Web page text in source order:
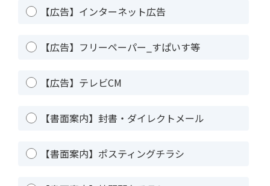
【広告】インターネット広告
【広告】フリーペーパー_すぱいす等
【広告】テレビCM
【書面案内】封書・ダイレクトメール
【書面案内】ポスティングチラシ